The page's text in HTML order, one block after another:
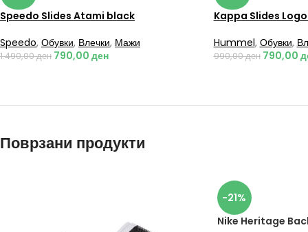
Speedo Slides Atami black
Speedo, Обувки, Влечки, Мажи
1.490,00ден 790,00 ден
Kappa Slides
Hummel, Обувки,
990,00ден 790,00
Поврзани продукти
-21%
Nike Heritage